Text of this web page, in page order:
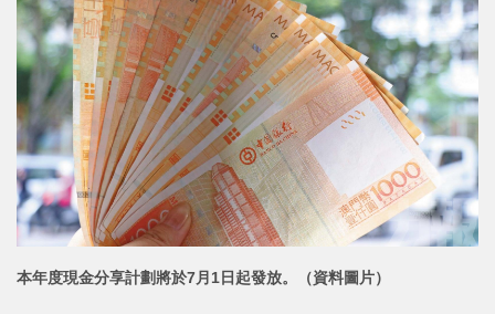
本年度現金分享計劃將於7月1日起發放。（資料圖片）